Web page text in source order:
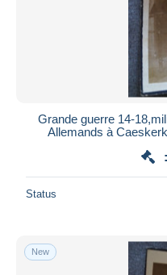
Grande guerre 14-
Allemands à
Status
New